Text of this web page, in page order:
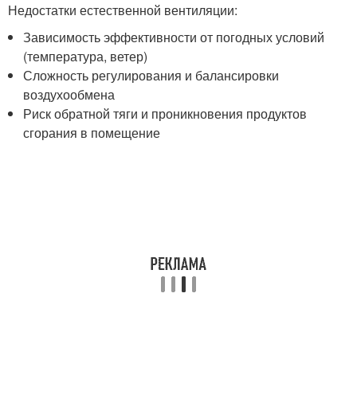
Недостатки естественной вентиляции:
Зависимость эффективности от погодных условий
(температура, ветер)
Сложность регулирования и балансировки
воздухообмена
Риск обратной тяги и проникновения продуктов
сгорания в помещение